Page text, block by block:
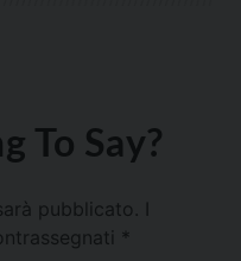
To Say?
pubblicato.
*